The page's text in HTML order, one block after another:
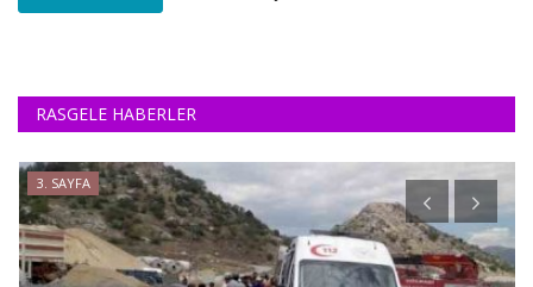
RASGELE HABERLER
3. SAYFA